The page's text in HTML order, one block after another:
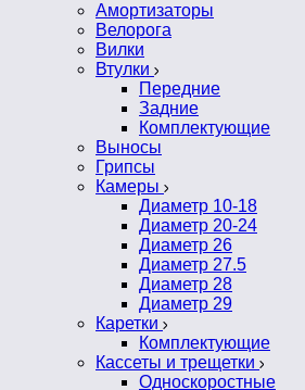
Амортизаторы
Велорога
Вилки
Втулки
Передние
Задние
Комплектующие
Выносы
Грипсы
Камеры
Диаметр 10-18
Диаметр 20-24
Диаметр 26
Диаметр 27.5
Диаметр 28
Диаметр 29
Каретки
Комплектующие
Кассеты и трещетки
Односкоростные